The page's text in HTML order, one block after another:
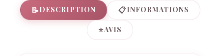
📝DESCRIPTION 📋INFORMATIONS
⭐AVIS